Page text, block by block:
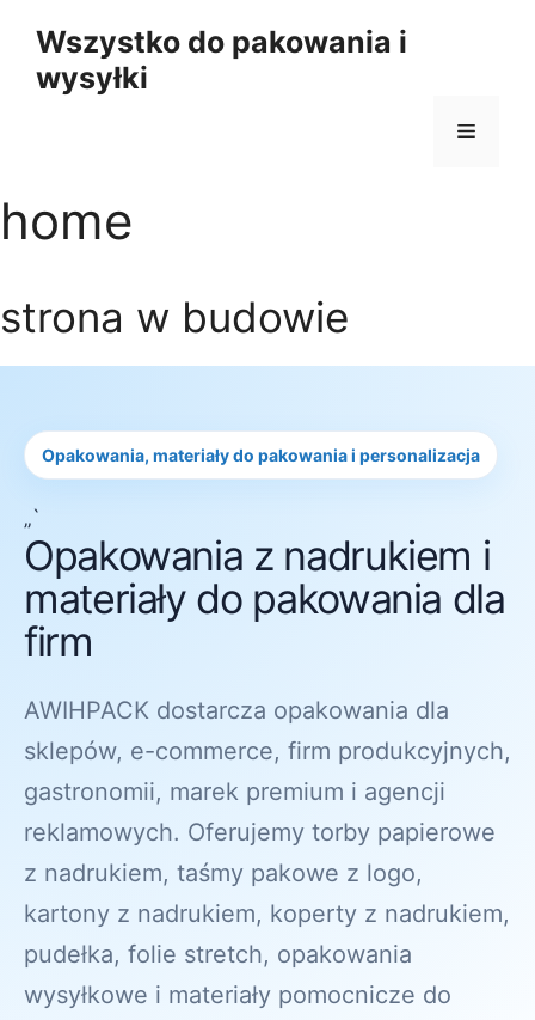
treści
Wszystko do pakowania i
wysyłki
Menu
home
strona w budowie
Opakowania, materiały do pakowania i personalizacja
„`
Opakowania z nadrukiem i
materiały do pakowania dla
firm
AWIHPACK dostarcza opakowania dla
sklepów, e-commerce, firm produkcyjnych,
gastronomii, marek premium i agencji
reklamowych. Oferujemy torby papierowe
z nadrukiem, taśmy pakowe z logo,
kartony z nadrukiem, koperty z nadrukiem,
pudełka, folie stretch, opakowania
wysyłkowe i materiały pomocnicze do